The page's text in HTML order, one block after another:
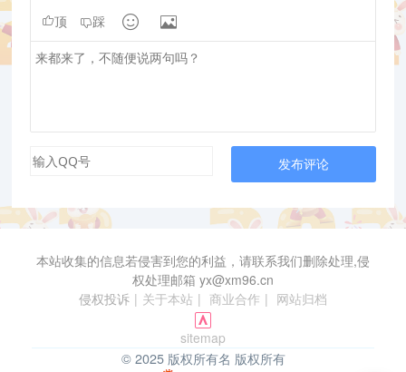
顶 踩  
发布评论
本站收集的信息若侵害到您的利益，请联系我们删除处理,侵
权处理邮箱 yx@xm96.cn
侵权投诉 | 关于本站 | 商业合作 | 网站归档
sitemap
© 2025 版权所有名 版权所有